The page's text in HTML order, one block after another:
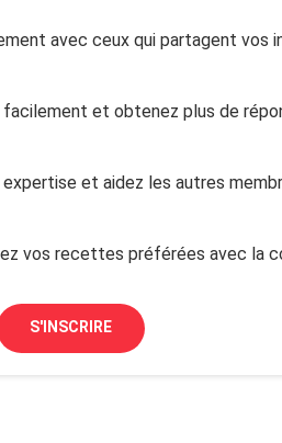
avec ceux qui partagent vos
facilement et obtenez plus de
et aidez les autres
vos recettes préférées avec la
S'INSCRIRE